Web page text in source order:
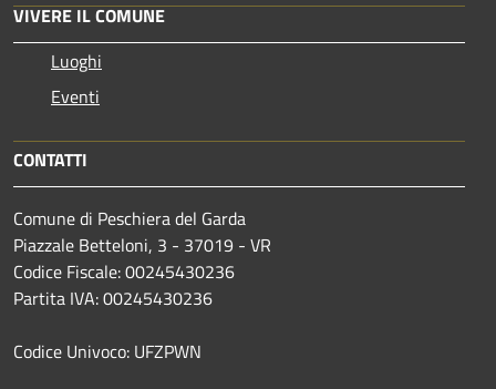
VIVERE IL COMUNE
Luoghi
Eventi
CONTATTI
Comune di Peschiera del Garda
Piazzale Betteloni, 3 - 37019 - VR
Codice Fiscale: 00245430236
Partita IVA: 00245430236
Codice Univoco: UFZPWN